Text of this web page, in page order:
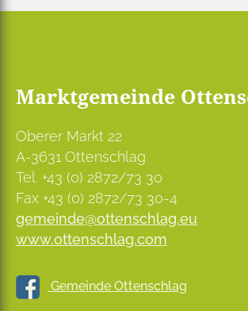
Marktgemeinde
Oberer Markt 22
A-3631 Ottenschlag
Tel. +43 (0) 2872/73 30
Fax +43 (0) 2872/73 30-4
gemeinde@ottenschlag.eu
www.ottenschlag.com
Gemeinde Ottenschlag